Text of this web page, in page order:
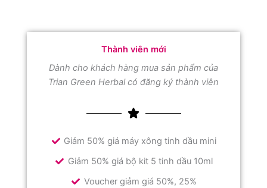
Thành viên mới
Dành cho khách hàng mua sản phẩm của
Trian Green Herbal có đăng ký thành viên
Giảm 50% giá máy xông tinh dầu mini
Giảm 50% giá bộ kit 5 tinh dầu 10ml
Voucher giảm giá 50%, 25%